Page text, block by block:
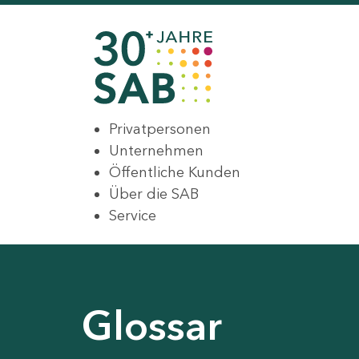
Privatpersonen
Unternehmen
Öffentliche Kunden
Über die SAB
Service
Glossar